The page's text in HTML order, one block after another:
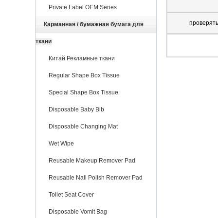
Private Label OEM Series
Карманная / бумажная бумага для
ткани
Китай Рекламные ткани
Regular Shape Box Tissue
Special Shape Box Tissue
Disposable Baby Bib
Disposable Changing Mat
Wet Wipe
Reusable Makeup Remover Pad
Reusable Nail Polish Remover Pad
Toilet Seat Cover
Disposable Vomit Bag
проверять